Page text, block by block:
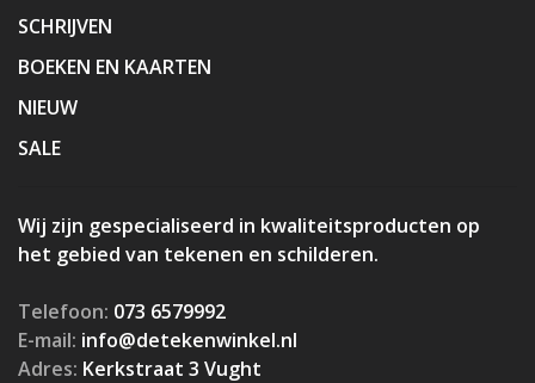
SCHRIJVEN
BOEKEN EN KAARTEN
NIEUW
SALE
Wij zijn gespecialiseerd in kwaliteitsproducten op
het gebied van tekenen en schilderen.
Telefoon: 073 6579992
E-mail: info@detekenwinkel.nl
Adres: Kerkstraat 3 Vught